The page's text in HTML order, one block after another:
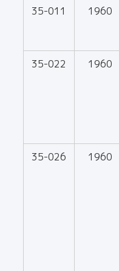
35-011 1960
35-022 1960
35-026 1960